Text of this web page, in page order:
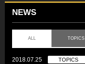
NEWS
ALL TOPICS
2018.07.25 TOPICS